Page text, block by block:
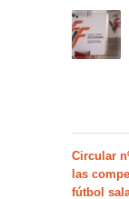
Circular
las
fútbol